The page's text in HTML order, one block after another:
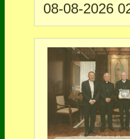
08-08-2026